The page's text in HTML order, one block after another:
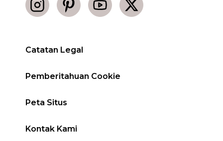
Catatan Legal
Pemberitahuan Cookie
Peta Situs
Kontak Kami